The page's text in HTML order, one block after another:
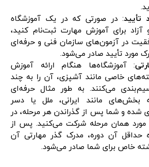
تأیید: در صورتی که در یک آموزشگاه
برای آموزش مهارت ثبت‌نام کنید،
در آزمون‌های سازمان فنی و حرفه‌ای
مورد تأیید صادر می‌شود.
: آموزشگاه‌ها هنگام ارائه آموزش
خاصی مانند آشپزی، آن را به چند
می‌کنند. به طور مثال حرفه‌ای
بخش‌های مانند ایرانی، ملل یا دسر
شده و شما پس از گذراندن هر مرحله، در
مورد همان مرحله شرکت می‌کنید. پس از
حداقل آن دوره، مدرک گذر مهارتی آن
خاص برای شما صادر می‌شود.